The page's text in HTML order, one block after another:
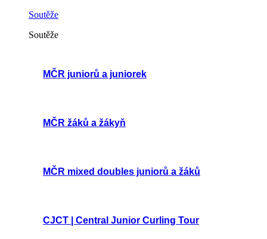
Soutěže
Soutěže
MČR juniorů a juniorek
MČR žáků a žákyň
MČR mixed doubles juniorů a žáků
CJCT | Central Junior Curling Tour